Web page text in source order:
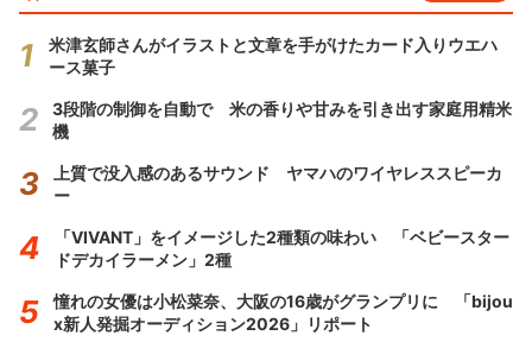
米津玄師さんがイラストと文章を手がけたカード入りウエハ
ース菓子
3段階の制御を自動で 米の香りや甘みを引き出す家庭用精米
機
上質で没入感のあるサウンド ヤマハのワイヤレススピーカ
ー
「VIVANT」をイメージした2種類の味わい 「ベビースター
ドデカイラーメン」2種
憧れの女優は小松菜奈、大阪の16歳がグランプリに 「bijou
x新人発掘オーディション2026」リポート